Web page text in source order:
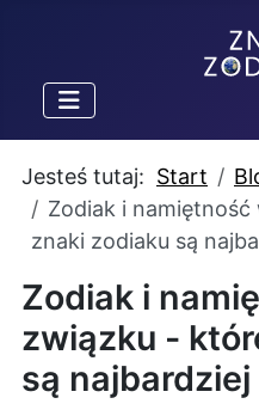
Jesteś tutaj: Start
Zodiak i
znaki zodiaku są
Zodiak i
związku -
są